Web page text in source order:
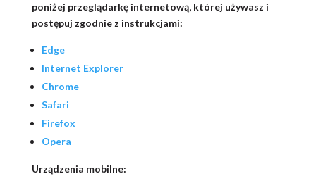
poniżej przeglądarkę internetową, której używasz i
postępuj zgodnie z instrukcjami:
Edge
Internet Explorer
Chrome
Safari
Firefox
Opera
Urządzenia mobilne: